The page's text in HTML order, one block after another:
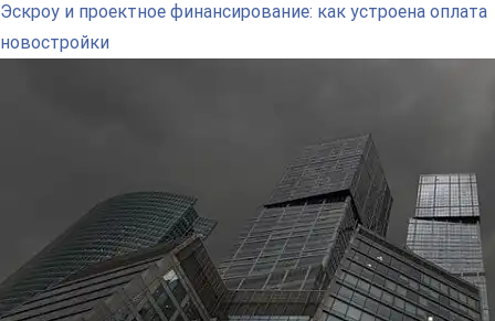
Эскроу и проектное финансирование: как устроена оплата
новостройки